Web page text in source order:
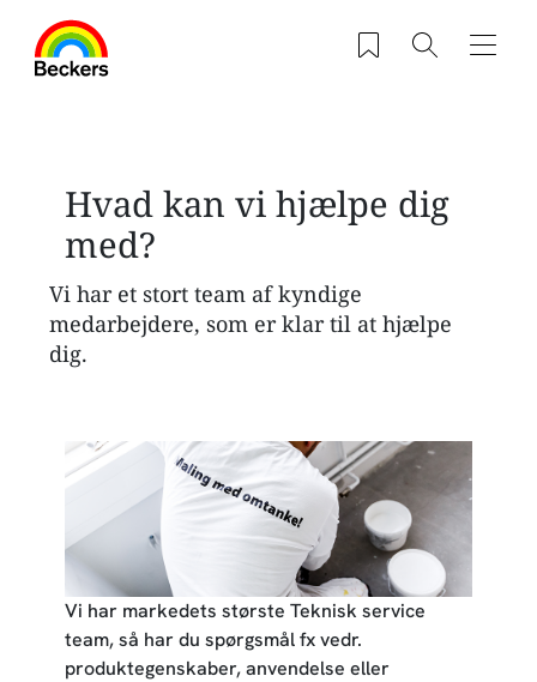
Saved products
Søg
Hvad kan vi hjælpe dig
med?
Vi har et stort team af kyndige
medarbejdere, som er klar til at hjælpe
dig.
Vi har markedets største Teknisk service
team, så har du spørgsmål fx vedr.
produktegenskaber, anvendelse eller